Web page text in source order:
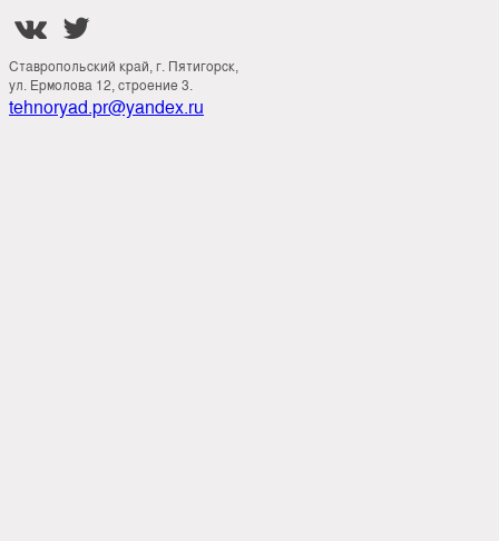
 
Ставропольский край, г. Пятигорск,
ул. Ермолова 12, строение 3.
tehnoryad.pr@yandex.ru